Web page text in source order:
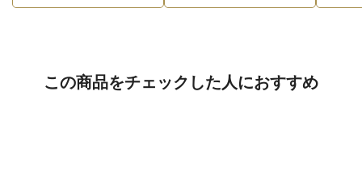
この商品をチェックした人におすすめ